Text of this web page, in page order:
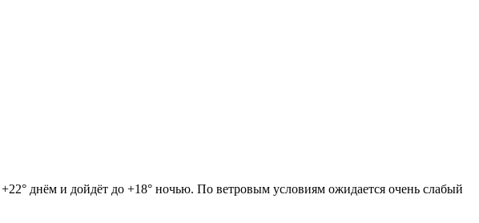
днём и дойдёт до +18° ночью. По ветровым условиям ожидается очень слабый